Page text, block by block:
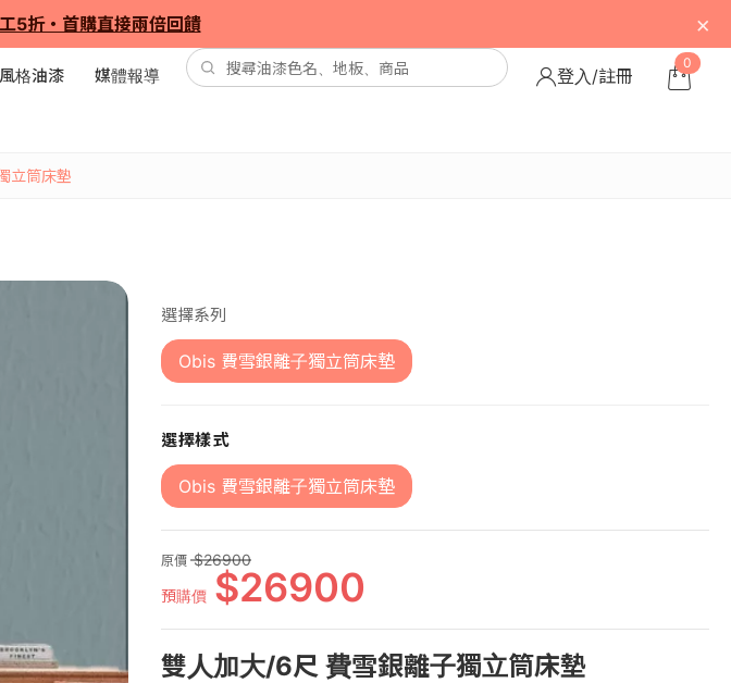
5折・首購直接兩倍回饋 ×
風格油漆 媒體報導 登入/註冊
0
立筒床墊
選擇系列
Obis 費雪銀離子獨立筒床墊
選擇樣式
Obis 費雪銀離子獨立筒床墊
原價
26900
預購價
26900
雙人加大/6尺 費雪銀離子獨立筒床墊